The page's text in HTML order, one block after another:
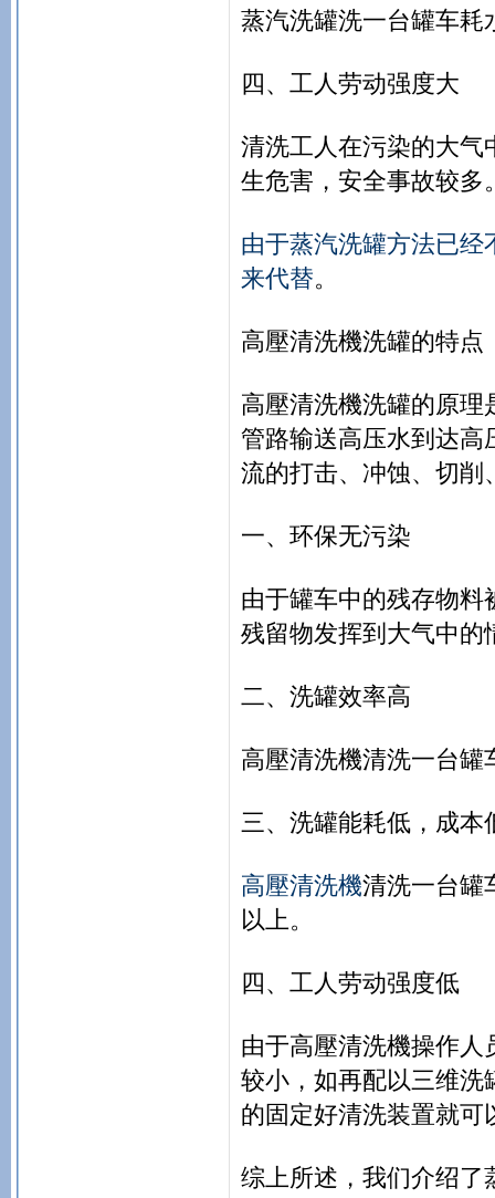
蒸汽洗罐洗一台罐车耗
四、工人劳动强度大
清洗工人在污染的大气
生危害，安全事故较多
由于蒸汽洗罐方法已
来代替。
高壓清洗機洗罐的特点
高壓清洗機洗罐的原理
管路输送高压水到达高
流的打击、冲蚀、切削
一、环保无污染
由于罐车中的残存物
残留物发挥到大气中的
二、洗罐效率高
高壓清洗機清洗一台罐
三、洗罐能耗低，成本
高壓清洗機清洗一台罐
以上。
四、工人劳动强度低
由于高壓清洗機操作
较小，如再配以三维洗
的固定好清洗装置就可
综上所述，我们介绍了